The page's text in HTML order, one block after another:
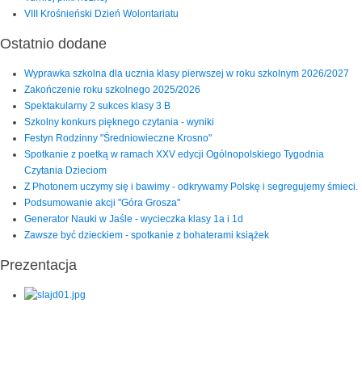
VIII Krośnieński Dzień Wolontariatu
Ostatnio dodane
Wyprawka szkolna dla ucznia klasy pierwszej w roku szkolnym 2026/2027
Zakończenie roku szkolnego 2025/2026
Spektakularny 2 sukces klasy 3 B
Szkolny konkurs pięknego czytania - wyniki
Festyn Rodzinny "Średniowieczne Krosno"
Spotkanie z poetką w ramach XXV edycji Ogólnopolskiego Tygodnia
Czytania Dzieciom
Z Photonem uczymy się i bawimy - odkrywamy Polskę i segregujemy śmieci.
Podsumowanie akcji "Góra Grosza"
Generator Nauki w Jaśle - wycieczka klasy 1a i 1d
Zawsze być dzieckiem - spotkanie z bohaterami książek
Prezentacja